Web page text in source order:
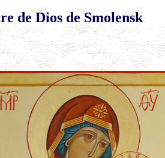
de Dios de Smolensk